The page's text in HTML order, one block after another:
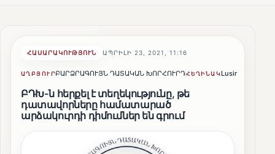
ՀԱՍԱՐԱԿՈՒԹՅՈՒՆ ԱՊՐԻԼԻ 23, 2021, 11:16
ԱՂԲՅՈՒՐԲԱՐՁՐԱԳՈՒՅՆ ԴԱՏԱԿԱՆ ԽՈՐՀՈՒՐԴՀԵՂԻՆԱԿLusine Sargsyan
ԲԴԽ-ն հերքել է տեղեկությունը, թե
դատավորները համատարած
արձակուրդի դիմումներ են գրում